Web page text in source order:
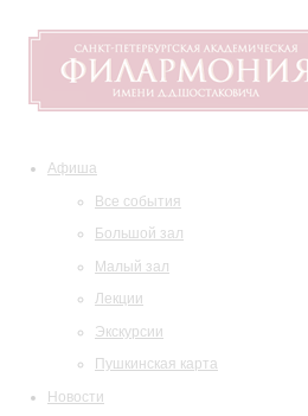
Афиша
Все события
Большой зал
Малый зал
Лекции
Экскурсии
Пушкинская карта
Новости